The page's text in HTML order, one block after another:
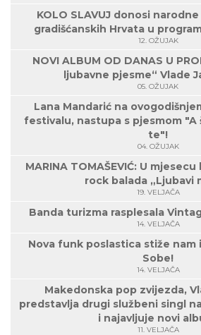
KOLO SLAVUJ donosi
gradišćanskih Hrvata u
12. OŽUJAK
NOVI ALBUM OD DANAS U
ljubavne pjesme“ Vlade
05. OŽUJAK
Lana Mandarić na
festivalu, nastupa s pjesmom "A
te"!
04. OŽUJAK
MARINA TOMAŠEVIĆ: U
rock balada „Ljubavi
19. VELJAČA
Banda turizma rasplesala
14. VELJAČA
Nova funk poslastica stiže nam
Sobe!
14. VELJAČA
Makedonska pop zvijezda,
predstavlja drugi službeni singl
i najavljuje novi
11. VELJAČA